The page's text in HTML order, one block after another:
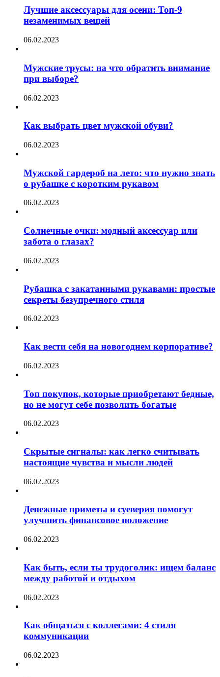
Лучшие аксессуары для осени: Топ-9
незаменимых вещей
06.02.2023
Мужские трусы: на что обратить внимание
при выборе?
06.02.2023
Как выбрать цвет мужской обуви?
06.02.2023
Мужской гардероб на лето: что нужно знать
о рубашке с коротким рукавом
06.02.2023
Солнечные очки: модный аксессуар или
забота о глазах?
06.02.2023
Рубашка с закатанными рукавами: простые
секреты безупречного стиля
06.02.2023
Как вести себя на новогоднем корпоративе?
06.02.2023
Топ покупок, которые приобретают бедные,
но не могут себе позволить богатые
06.02.2023
Скрытые сигналы: как легко считывать
настоящие чувства и мысли людей
06.02.2023
Денежные приметы и суеверия помогут
улучшить финансовое положение
06.02.2023
Как быть, если ты трудоголик: ищем баланс
между работой и отдыхом
06.02.2023
Как общаться с коллегами: 4 стиля
коммуникации
06.02.2023